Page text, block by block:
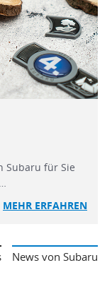
Subaru für Sie
MEHR ERFAHREN
News von Subaru